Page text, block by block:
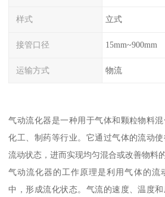
样式 立式
接管口径 15mm~900mm
运输方式 物流
气动流化器是一种用于气体和颗粒物料混
化工、制药等行业。它通过气体的流动
流动状态，进而实现均匀混合或改善物料
气动流化器的工作原理是利用气体的流
中，形成流化状态。气流的速度、温度